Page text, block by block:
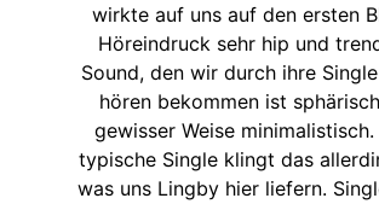
wirkte auf uns auf den ersten
Höreindruck sehr hip und
Sound, den wir durch ihre Single
hören bekommen ist
gewisser Weise
typische Single klingt das
was uns Lingby hier liefern.